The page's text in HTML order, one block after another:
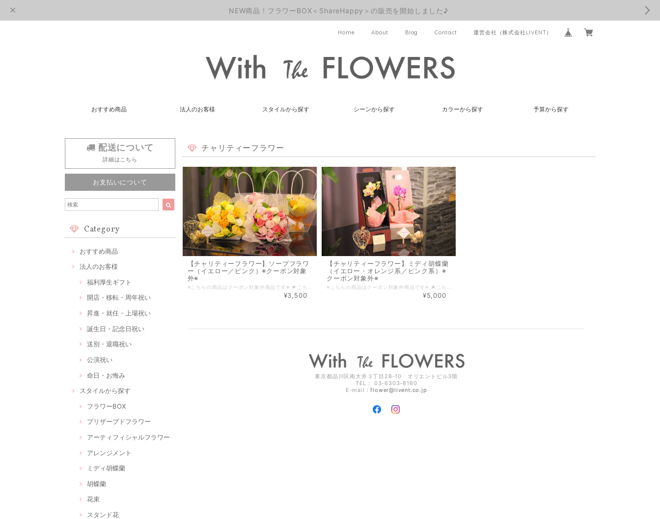
NEW商品！フラワーBOX＜ShareHappy＞の販売を開始しました♪
Home About Blog Contact 運営会社（株式会社LIVENT）
おすすめ商品 法人のお客様 スタイルから探す シーンから探す カラーから探す 予算から探す
配送について
詳細はこちら
お支払いについて
Category
おすすめ商品
法人のお客様
福利厚生ギフト
開店・移転・周年祝い
昇進・就任・上場祝い
誕生日・記念日祝い
送別・退職祝い
公演祝い
命日・お悔み
スタイルから探す
フラワーBOX
プリザーブドフラワー
アーティフィシャルフラワー
アレンジメント
ミディ胡蝶蘭
胡蝶蘭
花束
スタンド花
チャリティーフラワー
【チャリティーフラワー】ソープフラワ
ー（イエロー／ピンク）※クーポン対象
外※
※こちらの商品はクーポン対象外商品です※ ★こちらの商品は1つご注文されるごとに1,000円を、難病の子供たちとその家族を支援するNPO法人「東京こどもホスピスプロジェクト」に寄付させていただきます。 ほのかに香る石鹸のアロマが、お部屋を華やかな装いにしてくれる、新しいタイプのFLOWER item。 やさしい香りとお花の色を楽しみください。 カラーはイエロー／ピンクのどちらかをお選びいただきご注文ください。 サイズ：直径 約18cm × 高さ 約20cm
¥3,500
【チャリティーフラワー】ミディ胡蝶蘭
（イエロー・オレンジ系／ピンク系）※
クーポン対象外※
※こちらの商品はクーポン対象外商品です※ ★こちらの商品は1つご注文されるごとに1,000円を、難病の子供たちとその家族を支援するNPO法人「東京こどもホスピスプロジェクト」に寄付させていただきます。 ～小ぶりで愛らしい花姿～ 一つのお花は6～9cmと小ぶりですが、たくさんのお花をつけます。 カウンターテーブルや玄関など、様々な場面でインテリアとして飾っていただけます。 置き場所を選びませんので、お部屋でもオフィスでも好きな場所に飾るだけで、雰囲気がぱっと華やぎます。 胡蝶蘭の好む環境は人間が好む環境と同じで育てやすく花持ちが良いため、栽培から鑑賞まで長い期間楽しむことができます。 カラーはイエロー・オレンジ系／ピンク系のどちらかをお選びいただきご注文ください。 ［花言葉］幸福が飛んでくる ［サイズ］高さ 25～35cm、幅 15～20cm
¥5,000
東京都品川区南大井３丁目28-10 オリエントビル3階
TEL： 03-6303-8160
E-mail：flower@livent.co.jp